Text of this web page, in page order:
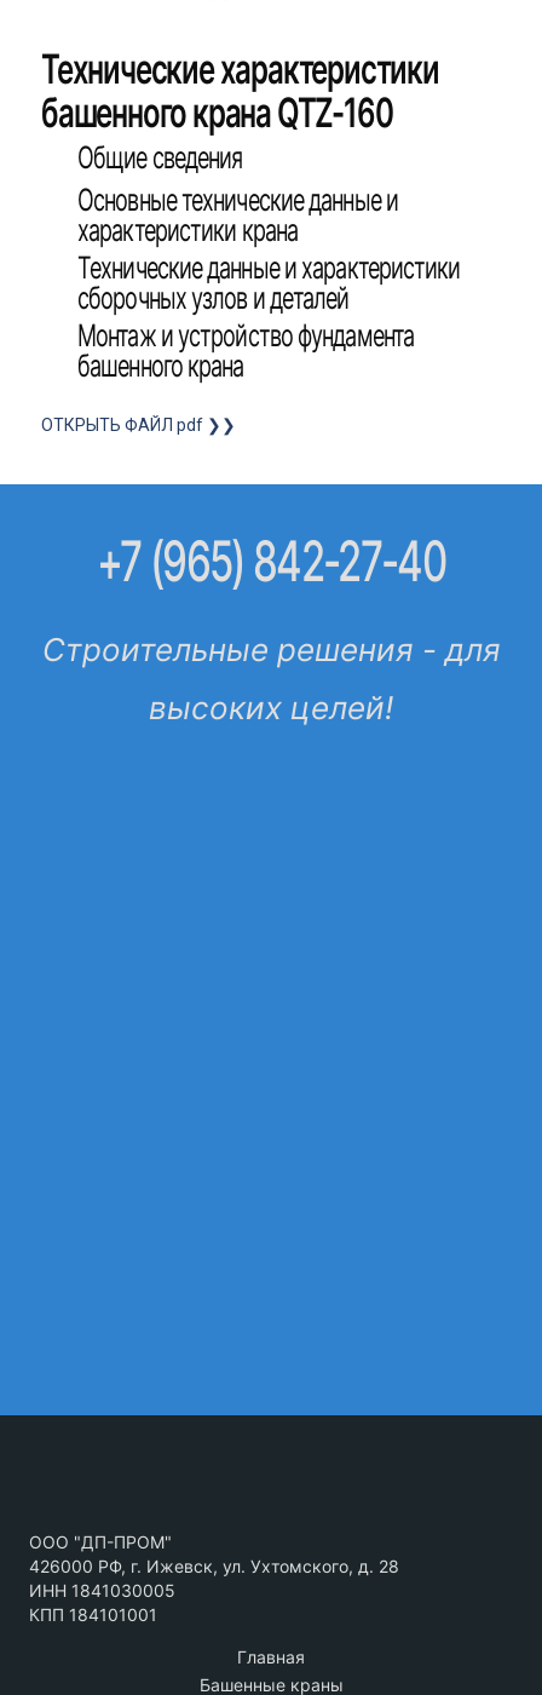
Технические характеристики
башенного крана QTZ-160
Общие сведения
Основные технические данные и
характеристики крана
Технические данные и характеристики
сборочных узлов и деталей
Монтаж и устройство фундамента
башенного крана
ОТКРЫТЬ ФАЙЛ pdf ❯❯
+7 (965) 842-27-40
Строительные решения - для
высоких целей!
ООО "ДП-ПРОМ"
426000 РФ, г. Ижевск, ул. Ухтомского, д. 28
ИНН 1841030005
КПП 184101001
Главная
Башенные краны